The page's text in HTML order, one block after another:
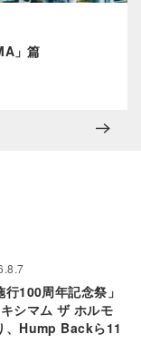
」篇
行100周年記念祭」
シマム ザ ホルモ
、Hump Backら11